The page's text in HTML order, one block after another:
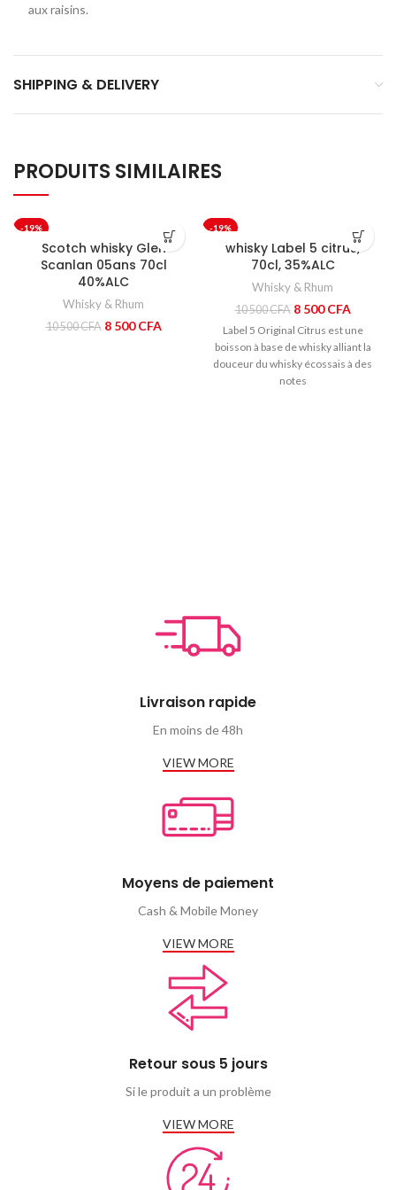
aux raisins.
SHIPPING & DELIVERY
PRODUITS SIMILAIRES
-19%
Scotch whisky Glen
Scanlan 05ans 70cl
40%ALC
Whisky & Rhum
10 500CFA Le
8 500CFALe
-19%
whisky Label 5 citrus,
70cl, 35%ALC
Whisky & Rhum
10 500CFA Le
prix
initial
était :
10
500 CFA.
8 500CFALe
actuel
est :
8
Label 5 Original Citrus est une
boisson à base de whisky alliant la
douceur du whisky écossais à des
notes
Livraison rapide
En moins de 48h
VIEW MORE
Moyens de paiement
Cash & Mobile Money
VIEW MORE
Retour sous 5 jours
Si le produit a un problème
VIEW MORE